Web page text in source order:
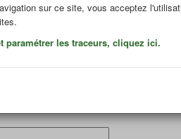
sur ce site, vous acceptez
paramétrer les traceurs, cliquez ici.